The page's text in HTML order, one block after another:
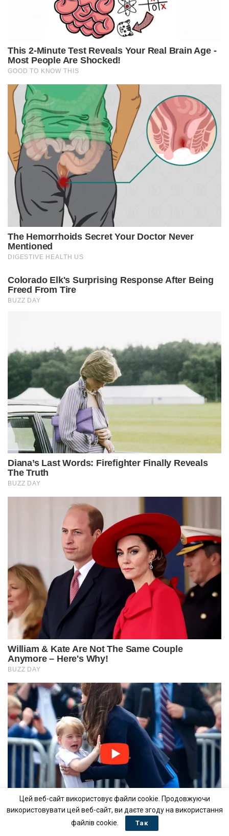
Цей веб-сайт використовує файли cookie. Продовжуючи
використовувати цей веб-сайт, ви даєте згоду на використання
файлів cookie.
Так